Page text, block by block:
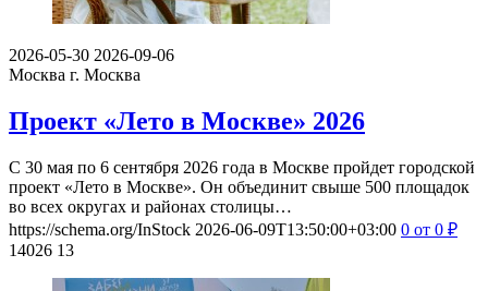
2026-05-30 2026-09-06
Москва г. Москва
Проект «Лето в Москве» 2026
С 30 мая по 6 сентября 2026 года в Москве пройдет городской
проект «Лето в Москве». Он объединит свыше 500 площадок
во всех округах и районах столицы…
https://schema.org/InStock 2026-06-09T13:50:00+03:00 0 от 0 ₽
14026 13